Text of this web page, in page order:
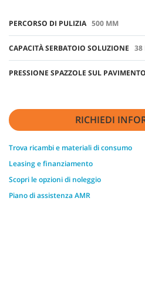
PERCORSO DI PULIZIA 500 MM
CAPACITÀ SERBATOIO SOLUZIONE 38
PRESSIONE SPAZZOLE SUL PAVIMENTO
RICHIEDI
Trova ricambi e materiali di consumo
Leasing e finanziamento
Scopri le opzioni di noleggio
Piano di assistenza AMR